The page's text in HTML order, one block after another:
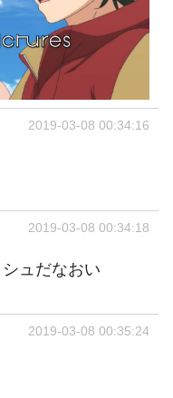
2019-03-08 00:34:16
2019-03-08 00:34:18
ュだなおい
2019-03-08 00:35:24